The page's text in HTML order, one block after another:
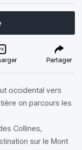
Partager
occidental vers
on parcours les
Collines,
sur le Mont